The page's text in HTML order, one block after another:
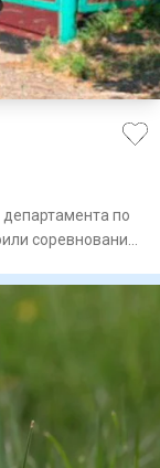
департамента по
соревнования